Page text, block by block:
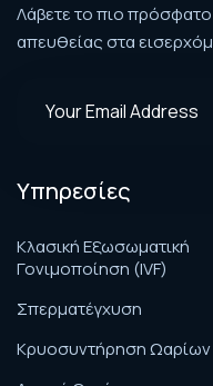
Λάβετε το πιο
απευθείας στα
Υπηρεσίες
Κλασική Εξωσωματική
Γονιμοποίηση (IVF)
Σπερματέγχυση
Κρυοσυντήρηση Ωαρίων